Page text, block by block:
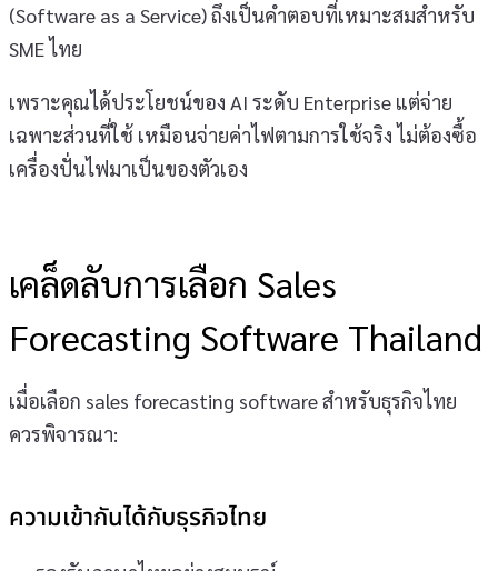
(Software as a Service) ถึงเป็นคำตอบที่เหมาะสมสำหรับ
SME ไทย
เพราะคุณได้ประโยชน์ของ AI ระดับ Enterprise แต่จ่าย
เฉพาะส่วนที่ใช้ เหมือนจ่ายค่าไฟตามการใช้จริง ไม่ต้องซื้อ
เครื่องปั่นไฟมาเป็นของตัวเอง
เคล็ดลับการเลือก Sales
Forecasting Software Thailand
เมื่อเลือก sales forecasting software สำหรับธุรกิจไทย
ควรพิจารณา:
ความเข้ากันได้กับธุรกิจไทย